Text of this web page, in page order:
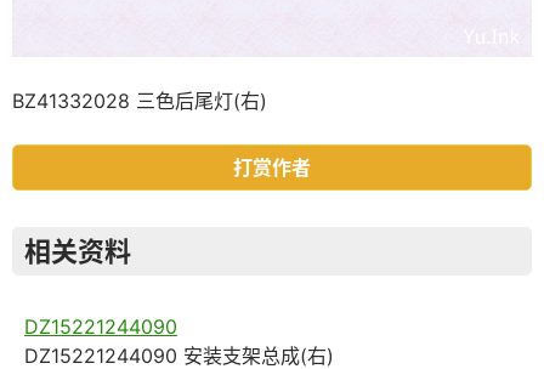
BZ41332028 三色后尾灯(右)
打赏作者
相关资料
DZ15221244090
DZ15221244090 安装支架总成(右)